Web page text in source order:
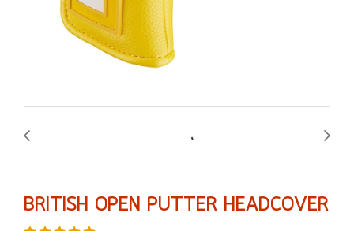
BRITISH OPEN PUTTER HEADCOVER